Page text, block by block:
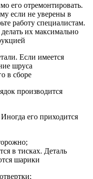
его отремонтировать.
если не уверены в
работу специалистам.
их максимально
Если имеется
шруса
в сборе
производится
его приходится
в тисках. Деталь
шарики